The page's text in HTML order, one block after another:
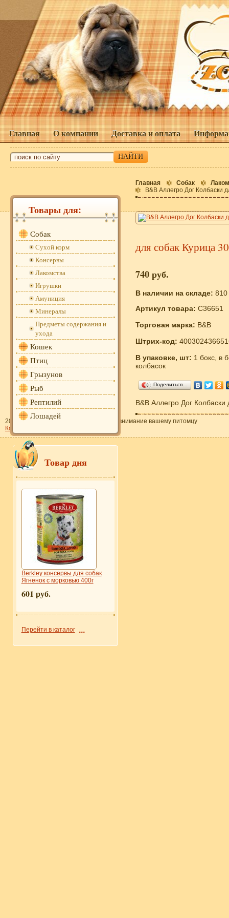
Главная О компании Доставка и оплата
Главная Собак
B&B Аллегро Дог Колбаски
для собак Курица
740 руб.
В наличии на складе: 810
Артикул товара: C36651
Торговая марка: B&B
Штрих-код:
В упаковке, шт: 1 бокс, в
колбасок
Поделиться…
B&B Аллегро Дог
Товары для:
Собак
Сухой корм
Консервы
Лакомства
Игрушки
Амуниция
Минералы
Предметы содержания и
ухода
Кошек
Птиц
Грызунов
Рыб
Рептилий
Лошадей
Товар дня
Berkley консервы для собак
Ягненок с морковью 400г
601 руб.
Перейти в каталог
2011—2013 «Зооресторан» - забота и внимание вашему питомцу
Карта сайта